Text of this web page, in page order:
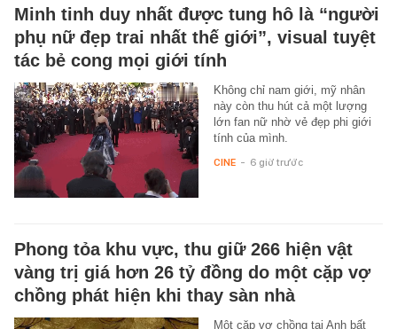
Minh tinh duy nhất được tung hô là “người
phụ nữ đẹp trai nhất thế giới”, visual tuyệt
tác bẻ cong mọi giới tính
Không chỉ nam giới, mỹ nhân
này còn thu hút cả một lượng
lớn fan nữ nhờ vẻ đẹp phi giới
tính của mình.
CINE - 6 giờ trước
Phong tỏa khu vực, thu giữ 266 hiện vật
vàng trị giá hơn 26 tỷ đồng do một cặp vợ
chồng phát hiện khi thay sàn nhà
Một cặp vợ chồng tại Anh bất